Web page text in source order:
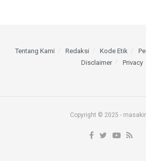
Tentang Kami Redaksi Kode Etik
Disclaimer
Privacy
Copyright © 2025 -